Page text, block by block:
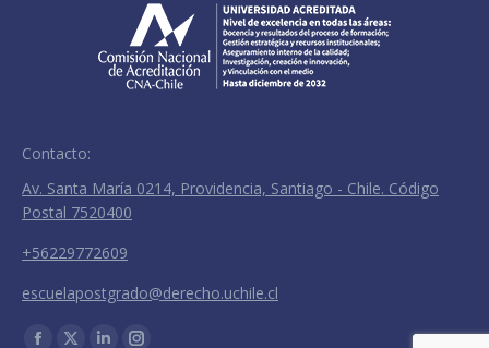
Contacto:
Av. Santa María 0214, Providencia, Santiago - Chile. Código
Postal 7520400
+56229772609
escuelapostgrado@derecho.uchile.cl
Encuéntranos en: